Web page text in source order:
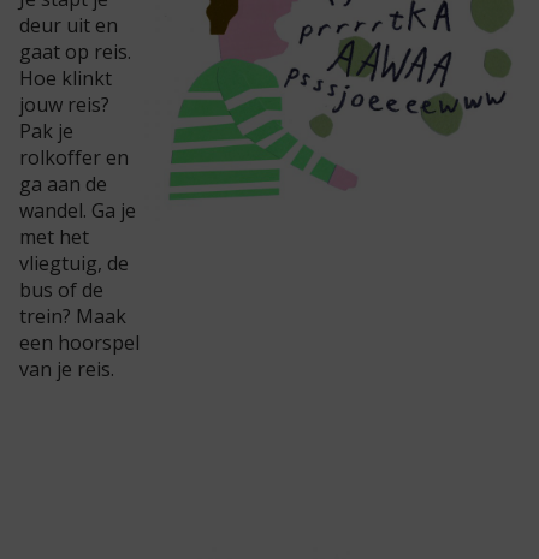
deur uit en
gaat op reis.
Hoe klinkt
jouw reis?
Pak je
rolkoffer en
ga aan de
wandel. Ga je
met het
vliegtuig, de
bus of de
trein? Maak
een hoorspel
van je reis.